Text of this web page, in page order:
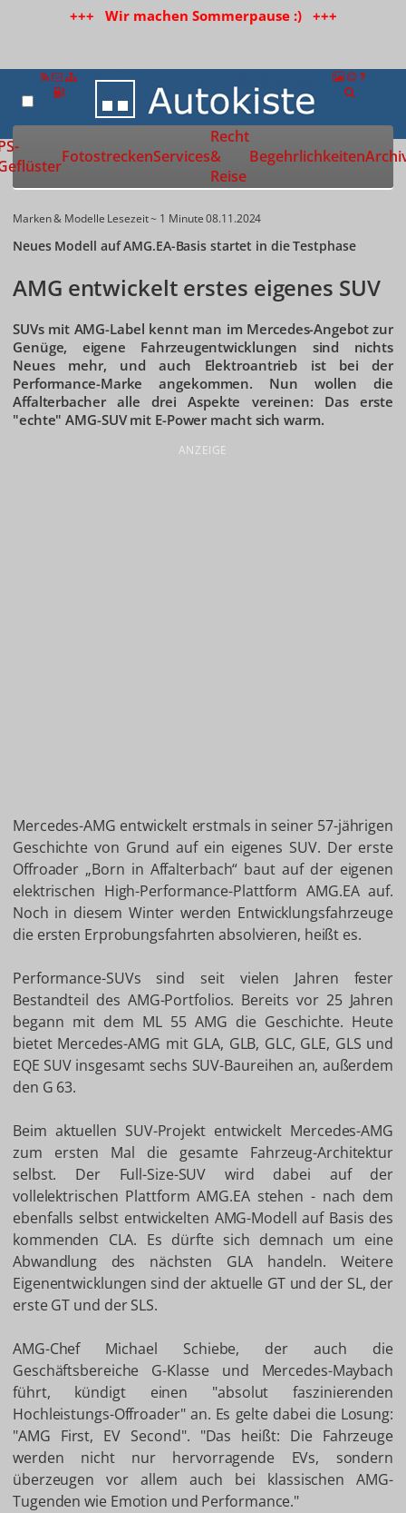
+++ Wir machen Sommerpause :) +++
Zur Startseite
FotostreckenServices
Recht
&
Reise
Begehrlichkeiten
Marken & Modelle Lesezeit ~ 1 Minute08.11.2024
Neues Modell auf AMG.EA-Basis startet in die Testphase
AMG entwickelt erstes eigenes SUV
SUVs mit AMG-Label kennt man im Mercedes-Angebot zur
Genüge, eigene Fahrzeugentwicklungen sind nichts
Neues mehr, und auch Elektroantrieb ist bei der
Performance-Marke angekommen. Nun wollen die
Affalterbacher alle drei Aspekte vereinen: Das erste
"echte" AMG-SUV mit E-Power macht sich warm.
ANZEIGE
Mercedes-AMG entwickelt erstmals in seiner 57-jährigen
Geschichte von Grund auf ein eigenes SUV. Der erste
Offroader „Born in Affalterbach“ baut auf der eigenen
elektrischen High-Performance-Plattform AMG.EA auf.
Noch in diesem Winter werden Entwicklungsfahrzeuge
die ersten Erprobungsfahrten absolvieren, heißt es.
Performance-SUVs sind seit vielen Jahren fester
Bestandteil des AMG-Portfolios. Bereits vor 25 Jahren
begann mit dem ML 55 AMG die Geschichte. Heute
bietet Mercedes-AMG mit GLA, GLB, GLC, GLE, GLS und
EQE SUV insgesamt sechs SUV-Baureihen an, außerdem
den G 63.
Beim aktuellen SUV-Projekt entwickelt Mercedes-AMG
zum ersten Mal die gesamte Fahrzeug-Architektur
selbst. Der Full-Size-SUV wird dabei auf der
vollelektrischen Plattform AMG.EA stehen - nach dem
ebenfalls selbst entwickelten AMG-Modell auf Basis des
kommenden CLA. Es dürfte sich demnach um eine
Abwandlung des nächsten GLA handeln. Weitere
Eigenentwicklungen sind der aktuelle GT und der SL, der
erste GT und der SLS.
AMG-Chef Michael Schiebe, der auch die
Geschäftsbereiche G-Klasse und Mercedes-Maybach
führt, kündigt einen "absolut faszinierenden
Hochleistungs-Offroader" an. Es gelte dabei die Losung:
"AMG First, EV Second". "Das heißt: Die Fahrzeuge
werden nicht nur hervorragende EVs, sondern
überzeugen vor allem auch bei klassischen AMG-
Tugenden wie Emotion und Performance."